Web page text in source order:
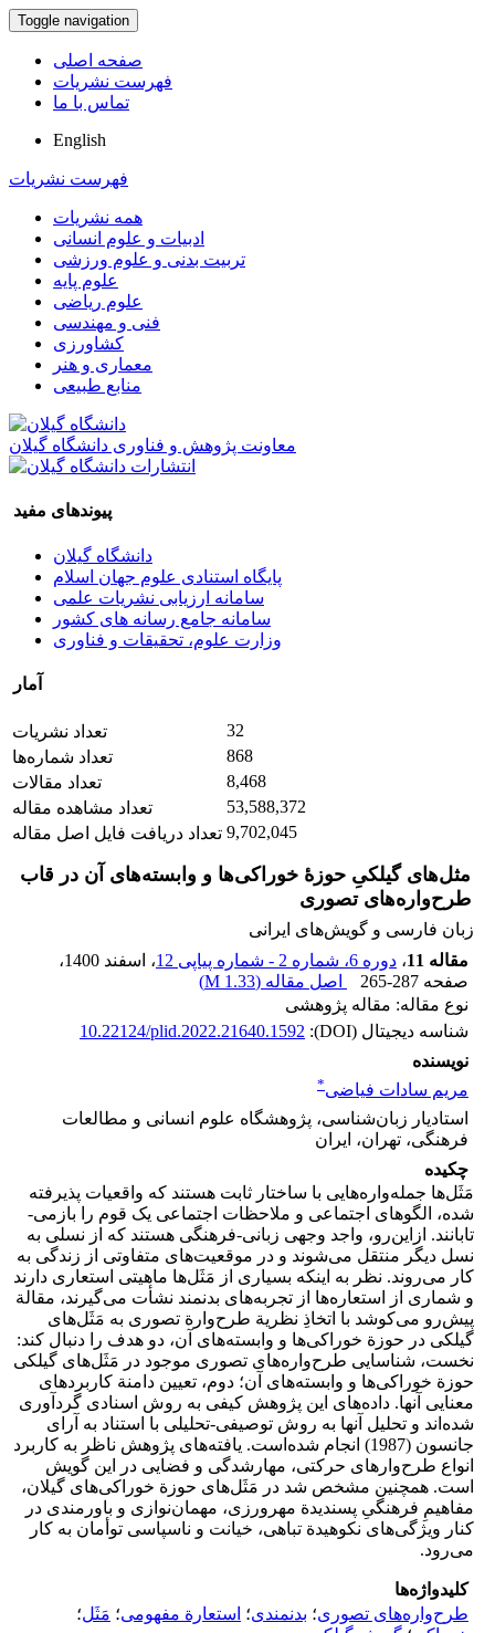
Toggle navigation
صفحه اصلی
فهرست نشریات
تماس با ما
English
فهرست نشریات
همه نشریات
ادبیات و علوم انسانی
تربیت بدنی و علوم ورزشی
علوم پایه
علوم ریاضی
فنی و مهندسی
کشاورزی
معماری و هنر
منابع طبیعی
معاونت پژوهش و فناوری دانشگاه گیلان
پیوندهای مفید
دانشگاه گیلان
پایگاه استنادی علوم جهان اسلام
سامانه ارزیابی نشریات علمی
سامانه جامع رسانه های کشور
وزارت علوم، تحقیقات و فناوری
آمار
تعداد نشریات
32
تعداد شماره‌ها
868
تعداد مقالات
8,468
تعداد مشاهده مقاله
53,588,372
تعداد دریافت فایل اصل مقاله 9,702,045
مثل‌های گیلکیِ حوزۀ خوراکی‌ها و وابسته‌های آن در قاب
طرح‌واره‌های تصوری
زبان فارسی و گویش‌های ایرانی
مقاله 11
، دوره 6، شماره 2 - شماره پیاپی 12 ، اسفند 1400
،
صفحه 265-287 اصل مقاله (1.33 M
)
نوع مقاله: مقاله پژوهشی
شناسه دیجیتال (DOI):
10.22124/plid.2022.21640.1592
نویسنده
مریم سادات فیاضی*
استادیار زبان‌شناسی، پژوهشگاه علوم انسانی و مطالعات
فرهنگی، تهران، ایران
چکیده
مَثَل‌­ها جمله‌­واره­‌هایی با ساختار ثابت هستند که واقعیات پذیرفته­‌
شده، الگوهای اجتماعی و ملاحظات اجتماعی یک قوم را بازمی‌­
تابانند. ازاین‌رو، واجد وجهی زبانی­-فرهنگی هستند که از نسلی به
نسل دیگر منتقل می‌­شوند و در موقعیت‌­های متفاوتی از زندگی به
کار می‌­روند. نظر به اینکه بسیاری از مَثَل‌­ها ماهیتی استعاری دارند
و شماری از استعاره‌­ها از تجربه‌­های بدنمند نشأت می‌­گیرند، مقالة
پیش‌‌رو می‌­کوشد با اتخاذِ نظریة طرح‌­وارة تصوری به مَثَل‌­های
گیلکی در حوزة خوراکی‌­ها و وابسته‌­‌های آن، دو هدف را دنبال ­کند:
نخست، شناسایی طرح‌­واره­‌های تصوری موجود در مَثَل‌­های گیلکی
حوزة خوراکی‌ها و وابسته‌های آن؛ دوم، تعیین دامنة کاربردهای
معنایی آنها. داده‌­های این پژوهش کیفی به روش اسنادی گردآوری
شده‌­اند و تحلیل آنها به روش توصیفی-تحلیلی با استناد به آرای
جانسون (1987) انجام شده‌است. یافته‌­های پژوهش ناظر به کاربرد
انواع طرح‌­وارها­ی حرکتی، مهارشدگی و فضایی در این گویش
است. همچنین مشخص شد در مَثَل‌‌های حوزة خوراکی‌­های گیلان،
مفاهیمِ فرهنگیِ پسندیدة مهرورزی، مهمان‌‌نوازی و باورمندی در
کنار ویژگی‌­های نکوهیدة تباهی، خیانت و ناسپاسی توأمان به کار
می‌­رود.
کلیدواژه‌ها
طرح‌واره‌های تصوری؛ بدنمندی؛ استعارة مفهومی؛ مَثَل؛